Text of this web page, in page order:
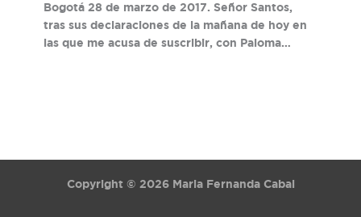
Bogotá 28 de marzo de 2017. Señor Santos,
tras sus declaraciones de la mañana de hoy en
las que me acusa de suscribir, con Paloma…
Copyright © 2026 Maria Fernanda Cabal